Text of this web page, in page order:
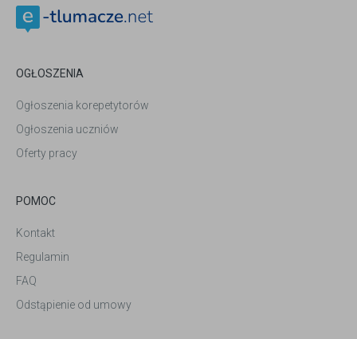
OGŁOSZENIA
Ogłoszenia korepetytorów
Ogłoszenia uczniów
Oferty pracy
POMOC
Kontakt
Regulamin
FAQ
Odstąpienie od umowy